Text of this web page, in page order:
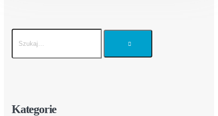
Kategorie